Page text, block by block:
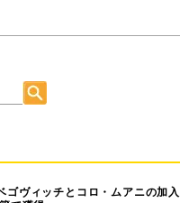
ゴヴィッチとコロ・ムアニの加入